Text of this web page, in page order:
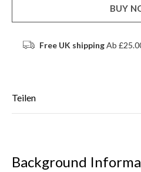
BUY
Free UK shippingAb
Teilen
Background